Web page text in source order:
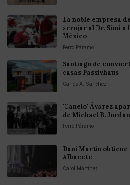
La noble empresa
arrojar al Dr. Simi a
México
Perro Páramo
Santiago de
casas Passivhaus
Carlos A. Sánchez
'Canelo' Ávarez
de Michael B. Jordan
Perro Páramo
Dani Martín
Albacete
Carol Martínez